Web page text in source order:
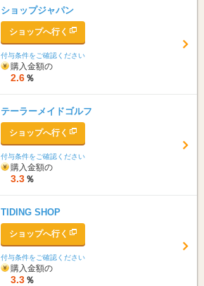
ショップジャパン
ショップへ行く
付与条件をご確認ください
購入金額の
2.6 ％
テーラーメイドゴルフ
ショップへ行く
付与条件をご確認ください
購入金額の
3.3 ％
TIDING SHOP
ショップへ行く
付与条件をご確認ください
購入金額の
3.3 ％